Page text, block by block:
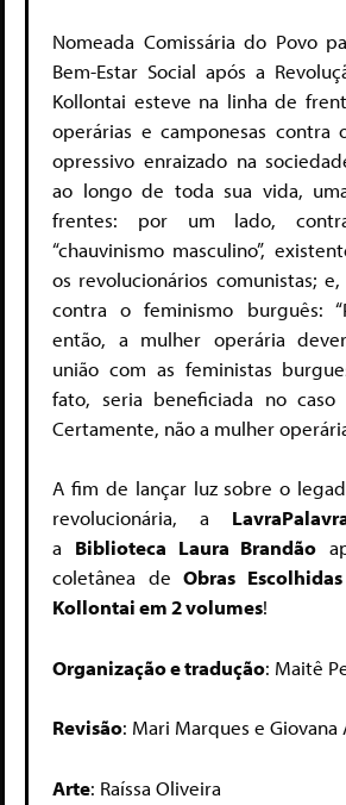
Nomeada Comissária do Povo
Bem-Estar Social após a
Kollontai esteve na linha de
operárias e camponesas contra
opressivo enraizado na
ao longo de toda sua vida,
frentes: por um lado,
“chauvinismo masculino”,
os revolucionários comunistas;
contra o feminismo burguês:
então, a mulher operária
união com as feministas
fato, seria beneficiada no caso
Certamente, não a mulher
A fim de lançar luz sobre o
revolucionária, a
a Biblioteca Laura Brandão
coletânea deObras
Kollontai em 2 volumes!
Organização e tradução: Maitê
Revisão: Mari Marques e Giovana
Arte: Raíssa Oliveira